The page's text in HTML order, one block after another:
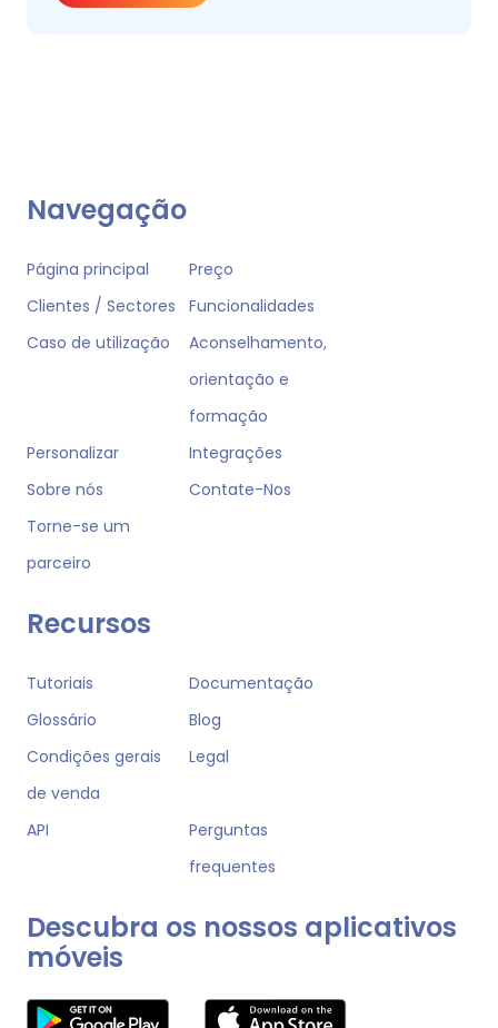
Navegação
Página principal
Preço
Clientes / Sectores
Funcionalidades
Caso de utilização
Aconselhamento,
orientação e
formação
Personalizar
Integrações
Sobre nós
Contate-Nos
Torne-se um
parceiro
Recursos
Tutoriais
Documentação
Glossário
Blog
Condições gerais
de venda
Legal
API
Perguntas
frequentes
Descubra os nossos aplicativos
móveis